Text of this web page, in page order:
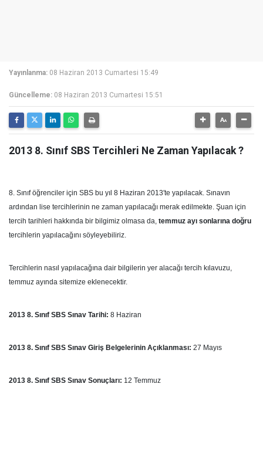
Yayınlanma: 08 Haziran 2013 Cumartesi 15:49
Güncelleme: 08 Haziran 2013 Cumartesi 15:51
2013 8. Sınıf SBS Tercihleri Ne Zaman Yapılacak ?
8. Sınıf öğrenciler için SBS bu yıl 8 Haziran 2013′te yapılacak. Sınavın
ardından lise tercihlerinin ne zaman yapılacağı merak edilmekte. Şuan için
tercih tarihleri hakkında bir bilgimiz olmasa da, temmuz ayı sonlarına doğru
tercihlerin yapılacağını söyleyebiliriz.
Tercihlerin nasıl yapılacağına dair bilgilerin yer alacağı tercih kılavuzu,
temmuz ayında sitemize eklenecektir.
2013 8. Sınıf SBS Sınav Tarihi: 8 Haziran
2013 8. Sınıf SBS Sınav Giriş Belgelerinin Açıklanması: 27 Mayıs
2013 8. Sınıf SBS Sınav Sonuçları: 12 Temmuz